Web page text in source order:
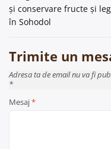
în
și conservare fructe și
în Sohodol
Trimite un
Adresa ta de email nu va fi
*
Mesaj*